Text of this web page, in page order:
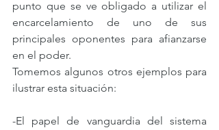
punto que se ve obligado a utilizar el
encarcelamiento de uno de sus
principales oponentes para afianzarse
en el poder.
Tomemos algunos otros ejemplos para
ilustrar esta situación:
-El papel de vanguardia del sistema